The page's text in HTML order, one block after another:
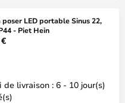
LED portable Sinus 22,
- Piet Hein
de livraison : 6 - 10 jour(s)